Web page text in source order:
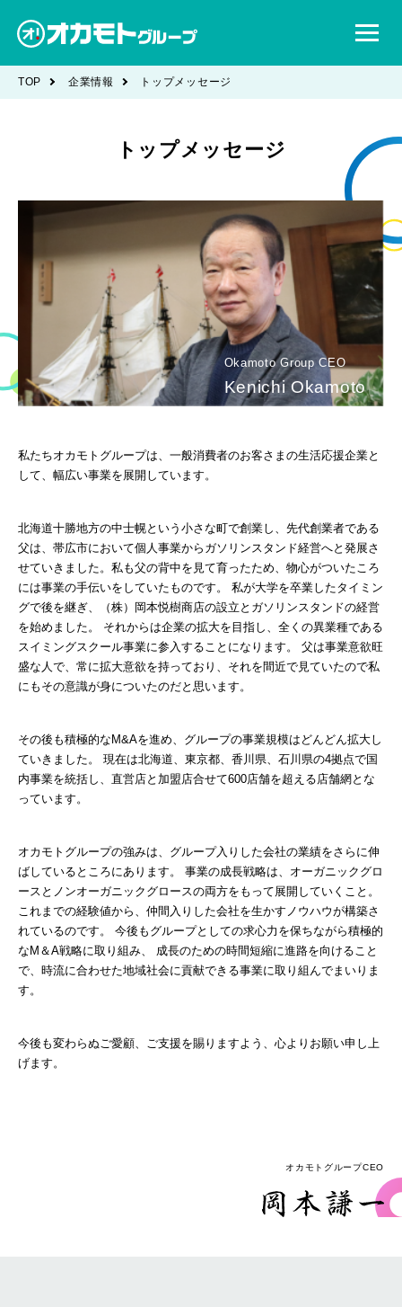
TOP 企業情報 トップメッセージ
トップメッセージ
Okamoto Group CEO
Kenichi Okamoto
私たちオカモトグループは、一般消費者のお客さまの生活応援企業と
して、幅広い事業を展開しています。
北海道十勝地方の中士幌という小さな町で創業し、先代創業者である
父は、帯広市において個人事業からガソリンスタンド経営へと発展さ
せていきました。私も父の背中を見て育ったため、物心がついたころ
には事業の手伝いをしていたものです。 私が大学を卒業したタイミン
グで後を継ぎ、（株）岡本悦樹商店の設立とガソリンスタンドの経営
を始めました。 それからは企業の拡大を目指し、全くの異業種である
スイミングスクール事業に参入することになります。 父は事業意欲旺
盛な人で、常に拡大意欲を持っており、それを間近で見ていたので私
にもその意識が身についたのだと思います。
その後も積極的なM&Aを進め、グループの事業規模はどんどん拡大し
ていきました。 現在は北海道、東京都、香川県、石川県の4拠点で国
内事業を統括し、直営店と加盟店合せて600店舗を超える店舗網とな
っています。
オカモトグループの強みは、グループ入りした会社の業績をさらに伸
ばしているところにあります。 事業の成長戦略は、オーガニックグロ
ースとノンオーガニックグロースの両方をもって展開していくこと。
これまでの経験値から、仲間入りした会社を生かすノウハウが構築さ
れているのです。 今後もグループとしての求心力を保ちながら積極的
なM＆A戦略に取り組み、 成長のための時間短縮に進路を向けること
で、時流に合わせた地域社会に貢献できる事業に取り組んでまいりま
す。
今後も変わらぬご愛顧、ご支援を賜りますよう、心よりお願い申し上
げます。
オカモトグループCEO